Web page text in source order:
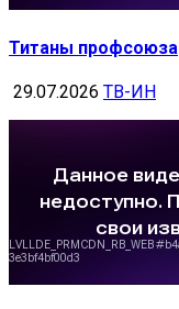
Титаны профсоюза
29.07.2026 ТВ-ИН